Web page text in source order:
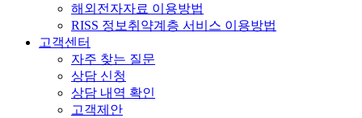
해외전자자료 이용방법
RISS 정보취약계층 서비스 이용방법
고객센터
자주 찾는 질문
상담 신청
상담 내역 확인
고객제안